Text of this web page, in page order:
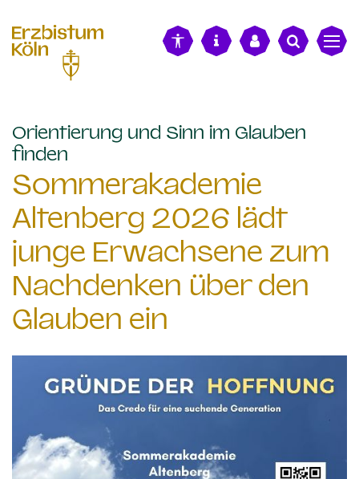
Orientierung und Sinn im Glauben
finden
Sommerakademie
Altenberg 2026 lädt
junge Erwachsene zum
Nachdenken über den
Glauben ein